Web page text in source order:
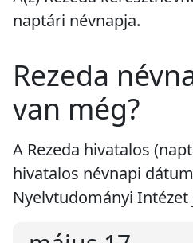
naptári névnapja.
Rezeda
van még?
A Rezeda hivatalos
hivatalos névnapi
Nyelvtudományi Intézet